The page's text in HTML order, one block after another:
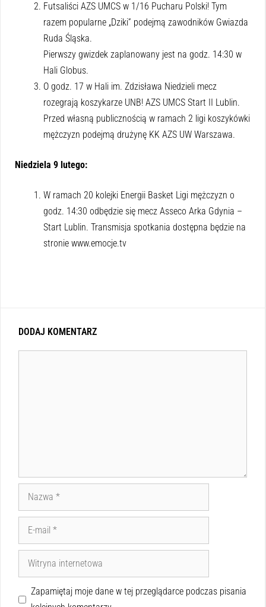
Futsaliści AZS UMCS w 1/16 Pucharu Polski! Tym
razem popularne „Dziki” podejmą zawodników Gwiazda
Ruda Śląska.
Pierwszy gwizdek zaplanowany jest na godz. 14:30 w
Hali Globus.
O godz. 17 w Hali im. Zdzisława Niedzieli mecz
rozegrają koszykarze UNB! AZS UMCS Start II Lublin.
Przed własną publicznością w ramach 2 ligi koszykówki
mężczyzn podejmą drużynę KK AZS UW Warszawa.
Niedziela 9 lutego:
W ramach 20 kolejki Energii Basket Ligi mężczyzn o
godz. 14:30 odbędzie się mecz Asseco Arka Gdynia –
Start Lublin. Transmisja spotkania dostępna będzie na
stronie www.emocje.tv
DODAJ KOMENTARZ
Zapamiętaj moje dane w tej przeglądarce podczas pisania